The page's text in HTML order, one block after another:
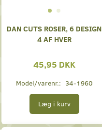
DAN CUTS ROSER, 6 DESIGN
4 AF HVER
45,95 DKK
Model/varenr.: 34-1960
Læg i kurv